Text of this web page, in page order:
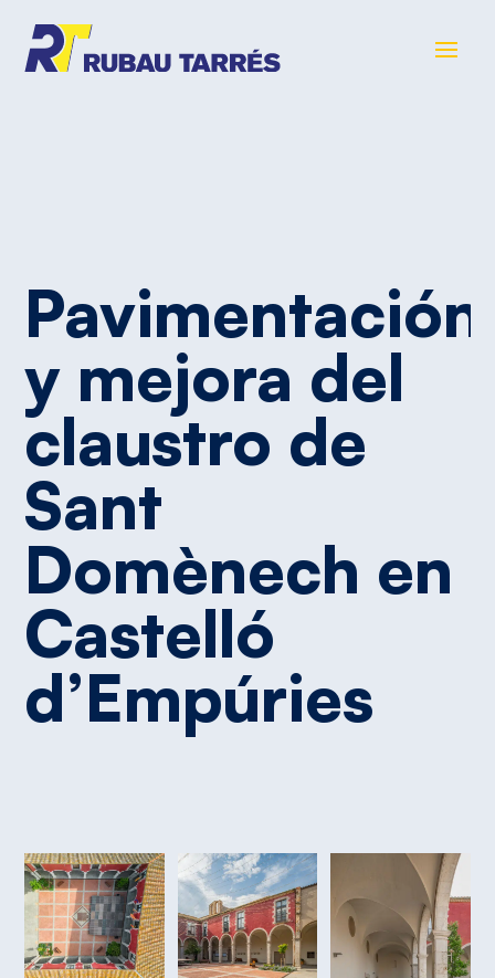
Pavimentación
y mejora del
claustro de
Sant
Domènech en
Castelló
d’Empúries